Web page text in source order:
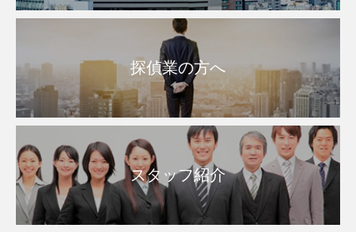
探偵業の方へ
スタッフ紹介